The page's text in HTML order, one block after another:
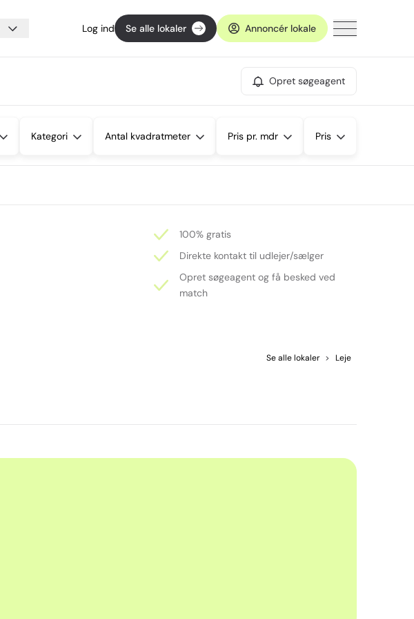
Log ind Se alle lokaler Annoncér lokale
Opret søgeagent
Kategori Antal kvadratmeter Pris pr. mdr Pris
100% gratis
Direkte kontakt til udlejer/sælger
Opret søgeagent og få besked ved
match
Se alle lokaler > Leje